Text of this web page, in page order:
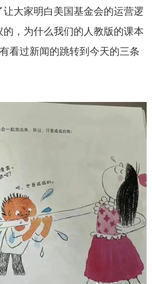
大家明白美国基金会的运营逻
，为什么我们的人教版的课本
看过新闻的跳转到今天的三条